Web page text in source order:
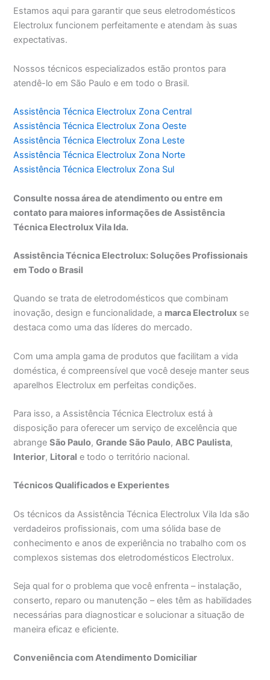
Estamos aqui para garantir que seus eletrodomésticos
Electrolux funcionem perfeitamente e atendam às suas
expectativas.
Nossos técnicos especializados estão prontos para
atendê-lo em São Paulo e em todo o Brasil.
Assistência Técnica Electrolux Zona Central
Assistência Técnica Electrolux Zona Oeste
Assistência Técnica Electrolux Zona Leste
Assistência Técnica Electrolux Zona Norte
Assistência Técnica Electrolux Zona Sul
Consulte nossa área de atendimento ou entre em
contato para maiores informações de Assistência
Técnica Electrolux Vila Ida.
Assistência Técnica Electrolux: Soluções Profissionais
em Todo o Brasil
Quando se trata de eletrodomésticos que combinam
inovação, design e funcionalidade, a marca Electrolux se
destaca como uma das líderes do mercado.
Com uma ampla gama de produtos que facilitam a vida
doméstica, é compreensível que você deseje manter seus
aparelhos Electrolux em perfeitas condições.
Para isso, a Assistência Técnica Electrolux está à
disposição para oferecer um serviço de excelência que
abrangeSão Paulo,Grande São Paulo,ABC Paulista,
Interior, Litoral e todo o território nacional.
Técnicos Qualificados e Experientes
Os técnicos da Assistência Técnica Electrolux Vila Ida são
verdadeiros profissionais, com uma sólida base de
conhecimento e anos de experiência no trabalho com os
complexos sistemas dos eletrodomésticos Electrolux.
Seja qual for o problema que você enfrenta – instalação,
conserto, reparo ou manutenção – eles têm as habilidades
necessárias para diagnosticar e solucionar a situação de
maneira eficaz e eficiente.
Conveniência com Atendimento Domiciliar